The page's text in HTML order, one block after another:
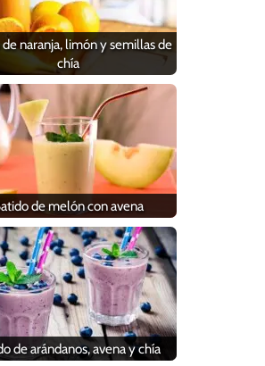
naranja, limón y semillas de
chía
de melón con avena
de arándanos, avena y chía